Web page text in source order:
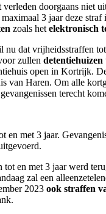
doorgaans niet
3 jaar deze
zoals het elektronisch
dat vrijheidsstraffen
zullen detentiehuizen
open in Kortrijk.
van Haren. Om alle
terecht
en met 3 jaar.
en met 3 jaar werd
zal een
2023 ook straffen